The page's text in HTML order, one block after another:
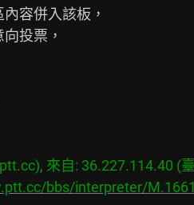
容併入該板，
投票，
來自: 36.227.114.40 (
bbs/interpreter/